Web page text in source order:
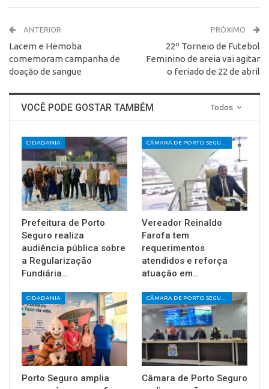
ANTERIOR
Lacem e Hemoba
comemoram campanha de
doação de sangue
PRÓXIMO
22º Torneio de Futebol
Feminino de areia vai agitar
o feriado de 22 de abril
Todos
VOCÊ PODE GOSTAR TAMBÉM
CIDADANIA
Prefeitura de Porto
Seguro realiza
audiência pública sobre
a Regularização
Fundiária…
Vereador Reinaldo
Farofa tem
requerimentos
atendidos e reforça
atuação em…
CIDADANIA
Porto Seguro amplia
Câmara de Porto Seguro